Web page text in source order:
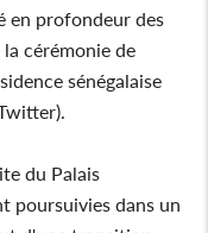
en profondeur des
cérémonie de
sénégalaise
du Palais
poursuivies dans un